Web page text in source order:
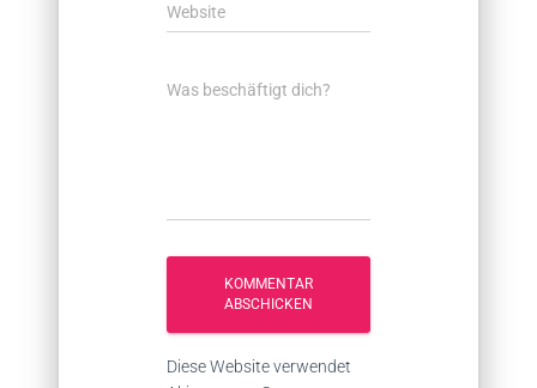
Website
Was beschäftigt dich?
Diese Website verwendet